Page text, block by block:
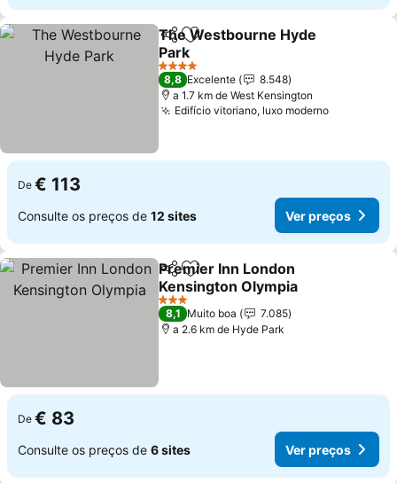
PartilharAdicionar aos favoritos
The Westbourne Hyde
Park
Ver preços
4 Estrelas
8,8 Excelente
8.548
a 1.7 km de West Kensington
Edifício vitoriano, luxo modernoVer
De € 113
Consulte os preços de 12 sites Ver preços
PartilharAdicionar aos favoritos
Premier Inn London
Kensington Olympia
Ver preços
3 Estrelas
8,1 Muito boa
7.085
a 2.6 km de Hyde Park
De € 83
Consulte os preços de 6 sites Ver preços